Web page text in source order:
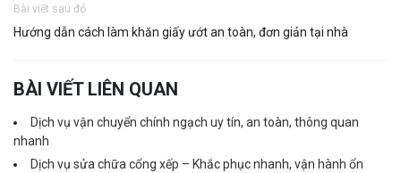
Bài viết sau đó
Hướng dẫn cách làm khăn giấy ướt an toàn, đơn giản tại nhà
BÀI VIẾT LIÊN QUAN
Dịch vụ vận chuyển chính ngạch uy tín, an toàn, thông quan
nhanh
Dịch vụ sửa chữa cổng xếp – Khắc phục nhanh, vận hành ổn